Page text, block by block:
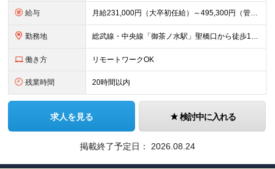
給与 月給231,000円（大卒初任給）～495,300円（管理職） ※残業代は100％支給します ※3ヶ月の試用期間あり。その間の待遇に変更はありません
勤務地 総武線・中央線「御茶ノ水駅」聖橋口から徒歩1分！ 東京都千代田区神田駿河台4-6（御茶ノ水ソラシティ） ※(変更の範囲)上記を除く当社関連勤務地／転勤になる場合あり
働き方 リモートワークOK
残業時間 20時間以内
求人を見る 検討中に入れる
掲載終了予定日： 2026.08.24